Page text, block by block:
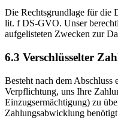
Die Rechtsgrundlage für die
lit. f DS-GVO. Unser
aufgelisteten Zwecken zur
6.3 Verschlüsselter
Besteht nach dem Abschluss
Verpflichtung, uns Ihre
Einzugsermächtigung) zu
Zahlungsabwicklung